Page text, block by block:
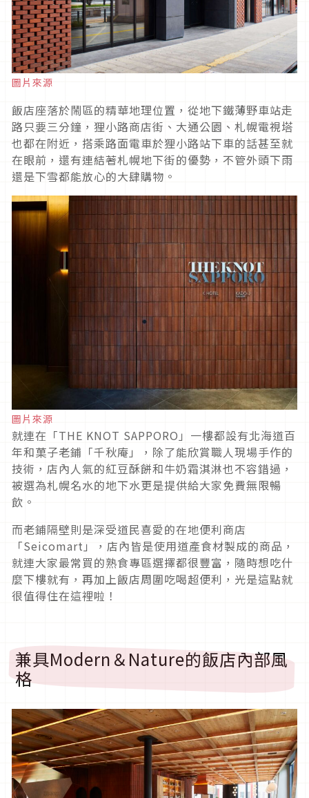
圖片來源
飯店座落於鬧區的精華地理位置，從地下鐵薄野車站走
路只要三分鐘，狸小路商店街、大通公園、札幌電視塔
也都在附近，搭乘路面電車於狸小路站下車的話甚至就
在眼前，還有連結著札幌地下街的優勢，不管外頭下雨
還是下雪都能放心的大肆購物。
圖片來源
就連在「THE KNOT SAPPORO」一樓都設有北海道百
年和菓子老鋪「千秋庵」，除了能欣賞職人現場手作的
技術，店內人氣的紅豆酥餅和牛奶霜淇淋也不容錯過，
被選為札幌名水的地下水更是提供給大家免費無限暢
飲。
而老鋪隔壁則是深受道民喜愛的在地便利商店
「Seicomart」，店內皆是使用道產食材製成的商品，
就連大家最常買的熟食專區選擇都很豐富，隨時想吃什
麼下樓就有，再加上飯店周圍吃喝超便利，光是這點就
很值得住在這裡啦！
兼具Modern＆Nature的飯店內部風
格